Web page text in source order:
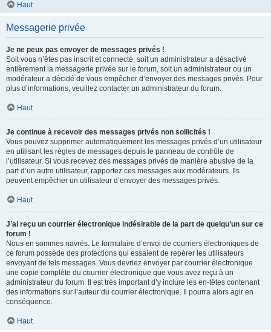
Haut
Messagerie privée
Je ne peux pas envoyer de messages privés !
Soit vous n’êtes pas inscrit et connecté, soit un administrateur a désactivé
entièrement la messagerie privée sur le forum, soit un administrateur ou un
modérateur a décidé de vous empêcher d’envoyer des messages privés. Pour
plus d’informations, veuillez contacter un administrateur du forum.
Haut
Je continue à recevoir des messages privés non sollicités !
Vous pouvez supprimer automatiquement les messages privés d’un utilisateur
en utilisant les règles de messages depuis le panneau de contrôle de
l’utilisateur. Si vous recevez des messages privés de manière abusive de la
part d’un autre utilisateur, rapportez ces messages aux modérateurs. Ils
peuvent empêcher un utilisateur d’envoyer des messages privés.
Haut
J’ai reçu un courrier électronique indésirable de la part de quelqu’un sur ce
forum !
Nous en sommes navrés. Le formulaire d’envoi de courriers électroniques de
ce forum possède des protections qui essaient de repérer les utilisateurs
envoyant de tels messages. Vous devriez envoyer par courrier électronique
une copie complète du courrier électronique que vous avez reçu à un
administrateur du forum. Il est très important d’y inclure les en-têtes contenant
des informations sur l’auteur du courrier électronique. Il pourra alors agir en
conséquence.
Haut